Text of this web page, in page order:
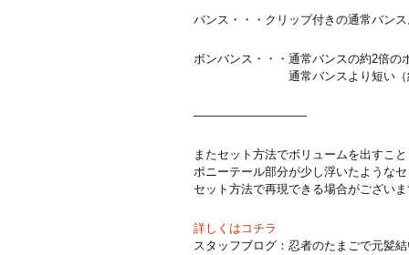
バンス・・・クリップ付きの通常バン
ボンバンス・・・通常バンスの約2倍の
通常バンスより短い（約60cm
—————————–
またセット方法でボリュームを出すこと
ポニーテール部分が少し浮いたようなセ
セット方法で再現できる場合がございま
詳しくはコチラ
スタッフブログ：忍者のたまごで元髪